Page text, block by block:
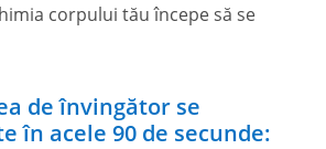
corpului tău începe să se
de învingător se
în acele 90 de secunde: